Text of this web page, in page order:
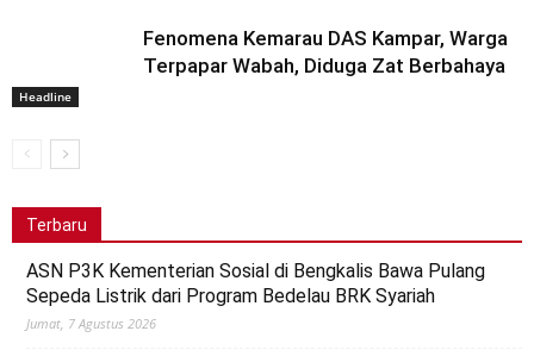
Headline
Fenomena Kemarau DAS Kampar, Warga
Terpapar Wabah, Diduga Zat Berbahaya
Terbaru
ASN P3K Kementerian Sosial di Bengkalis Bawa Pulang
Sepeda Listrik dari Program Bedelau BRK Syariah
Jumat, 7 Agustus 2026